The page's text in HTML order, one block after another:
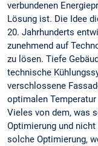
verbundenen
Lösung ist. Die Idee
20. Jahrhunderts
zunehmend auf
zu lösen. Tiefe
technische
verschlossene
optimalen
Vieles von dem, was
Optimierung und
solche Optimierung,